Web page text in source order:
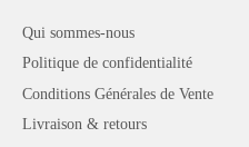
Qui sommes-nous
Politique de confidentialité
Conditions Générales de Vente
Livraison & retours